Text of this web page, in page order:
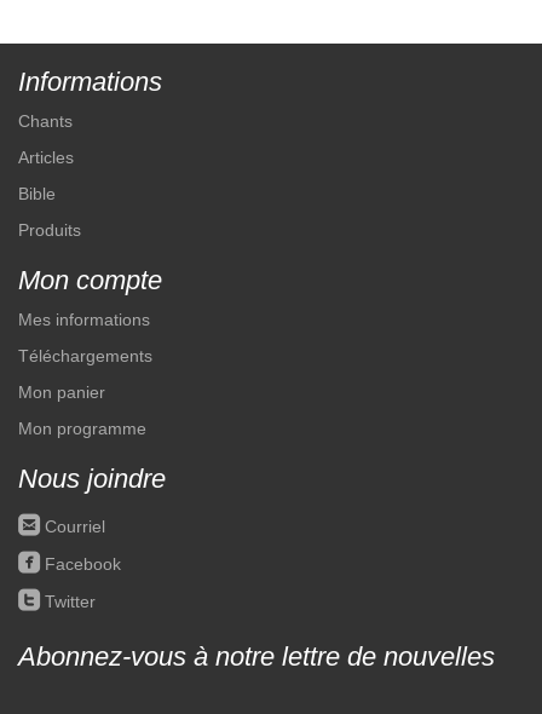
Informations
Chants
Articles
Bible
Produits
Mon compte
Mes informations
Téléchargements
Mon panier
Mon programme
Nous joindre
roundedemail Courriel
roundedfacebook Facebook
roundedtwitter Twitter
Abonnez-vous à notre lettre de nouvelles